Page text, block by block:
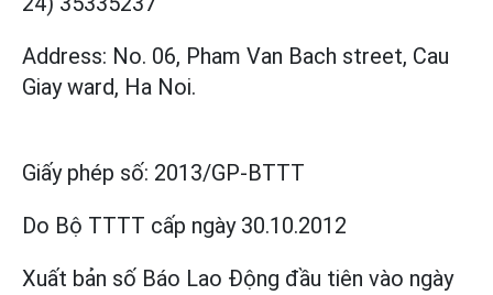
Address: No. 06, Pham Van Bach street, Cau
Giay ward, Ha Noi.
Giấy phép số: 2013/GP-BTTT
Do Bộ TTTT cấp ngày 30.10.2012
Xuất bản số Báo Lao Động đầu tiên vào ngày